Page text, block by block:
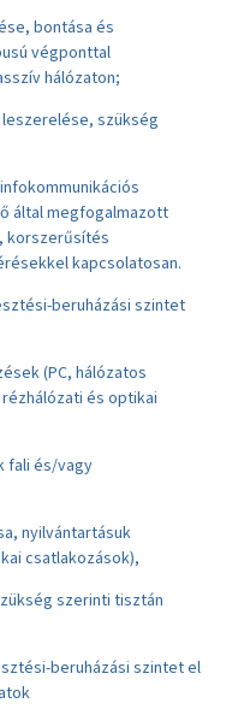
bontása és
végponttal
hálózaton;
szükség
által megfogalmazott
korszerűsítés
kapcsolatosan.
beruházási szintet
(PC, hálózatos
és optikai
fali és/vagy
nyilvántartásuk
csatlakozások),
szerinti tisztán
beruházási szintet el